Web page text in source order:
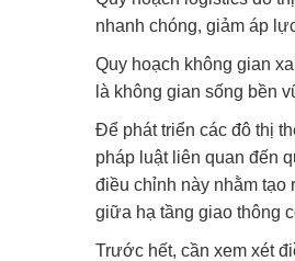
nhanh chóng, giảm áp
Quy hoạch không gian
là không gian sống bền
Để phát triển các đô thị
pháp luật liên quan đến
điều chỉnh này nhằm tạo
giữa hạ tầng giao thông
Trước hết, cần xem xét